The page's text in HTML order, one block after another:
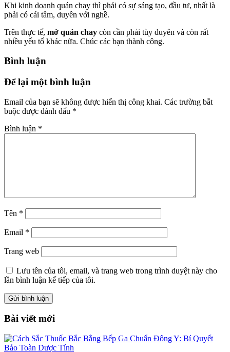
Khi kinh doanh quán chay thì phải có sự sáng tạo, đầu tư, nhất là
phải có cái tâm, duyên với nghề.
Trên thực tế, mở quán chay còn cần phải tùy duyên và còn rất
nhiều yếu tố khác nữa. Chúc các bạn thành công.
Bình luận
Để lại một bình luận
Email của bạn sẽ không được hiển thị công khai. Các trường bắt
buộc được đánh dấu *
Bình luận *
Tên *
Email *
Trang web
Lưu tên của tôi, email, và trang web trong trình duyệt này cho
lần bình luận kế tiếp của tôi.
Bài viết mới